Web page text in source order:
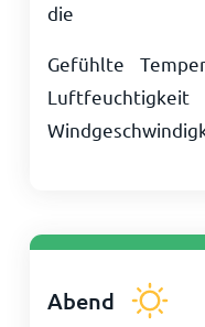
die
Gefühlte
Abend